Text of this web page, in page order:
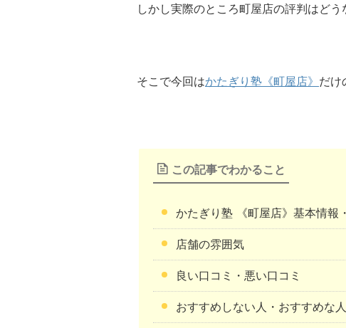
しかし実際のところ町屋店の評判はどう
そこで今回はかたぎり塾《町屋店》 だけ
この記事でわかること
かたぎり塾 《町屋店》基本情報
店舗の雰囲気
良い口コミ・悪い口コミ
おすすめしない人・おすすめな人